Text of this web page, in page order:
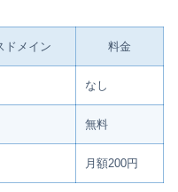
ドメイン 料金
なし
無料
月額200円